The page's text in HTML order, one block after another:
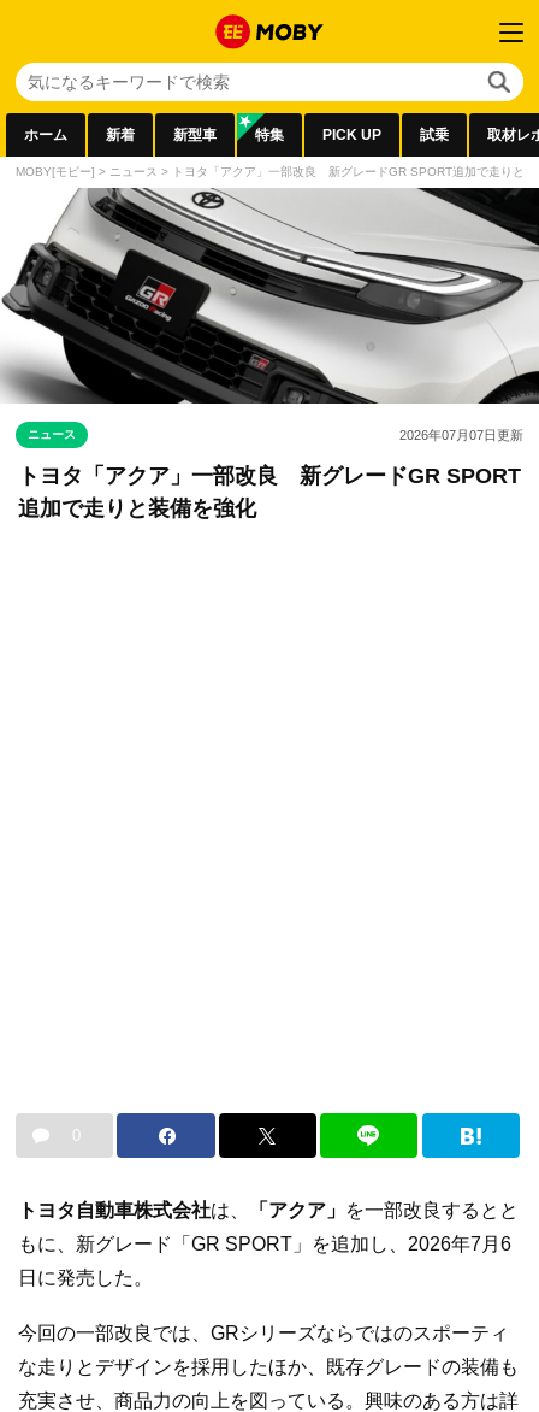
ホーム 新着 新型車 特集 PICK UP 試乗 取材レ
MOBY[モビー] > ニュース > トヨタ「アクア」一部改良 新グレードGR SPORT追加で走りと装
ニュース 2026年07月07日更新
トヨタ「アクア」一部改良 新グレードGR SPORT
追加で走りと装備を強化
0
トヨタ自動車株式会社は、 「アクア」 を一部改良するとと
もに、新グレード「GR SPORT」を追加し、2026年7月6
日に発売した。
今回の一部改良では、GRシリーズならではのスポーティ
な走りとデザインを採用したほか、既存グレードの装備も
充実させ、商品力の向上を図っている。興味のある方は詳